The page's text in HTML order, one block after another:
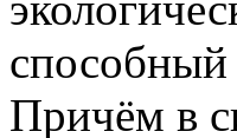
Причём в